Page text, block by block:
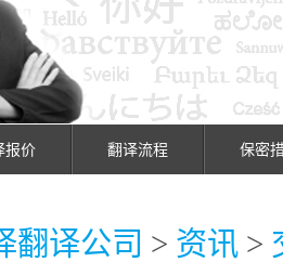
报价 翻译流程 保密
翻译公司 > 资讯 >